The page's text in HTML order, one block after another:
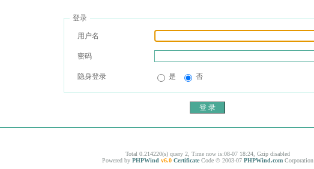
登录
用户名
密码
隐身登录 是 否
Total 0.214220(s) query 2, Time now is:08-07 18:24, Gzip disabled
Powered by PHPWind v6.0 Certificate Code © 2003-07 PHPWind.com Corporation